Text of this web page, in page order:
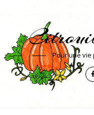
Pour une vie